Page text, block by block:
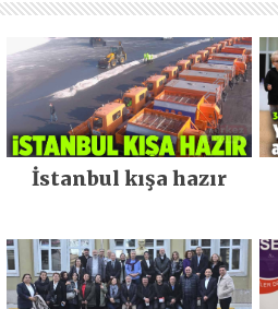
İstanbul kışa hazır